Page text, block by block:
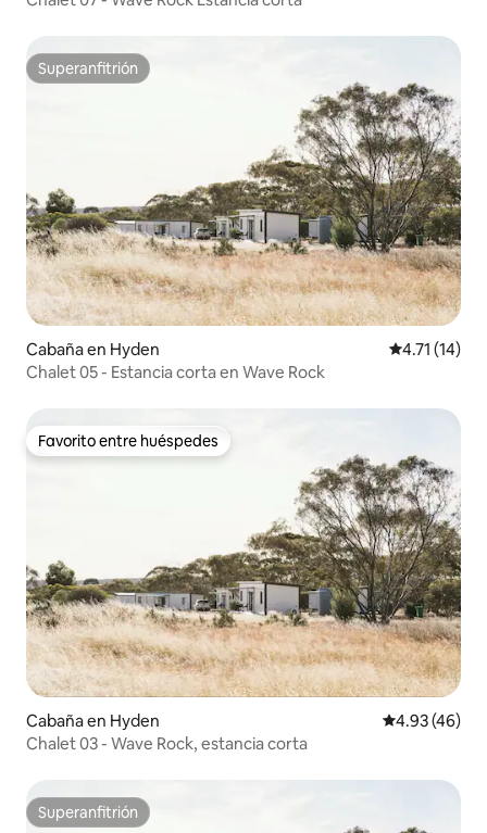
Superanfitrión
Superanfitrión
Cabaña en Hyden Calificación
4.71 (14)
Chalet 05 - Estancia corta en Wave Rock
Favorito entre huéspedes
Favorito entre huéspedes
Cabaña en Hyden Calificación
4.93 (46)
Chalet 03 - Wave Rock, estancia corta
Superanfitrión
Superanfitrión